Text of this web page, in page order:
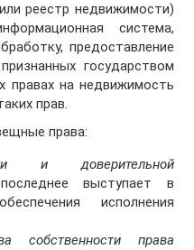
реестр недвижимости)
система,
предоставление
государством
правах на недвижимость
прав.
права:
и доверительной
выступает в
исполнения
собственности права